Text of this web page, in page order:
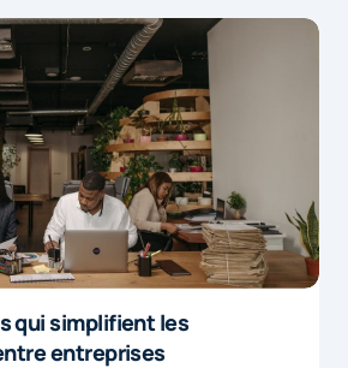
qui simplifient les
entreprises